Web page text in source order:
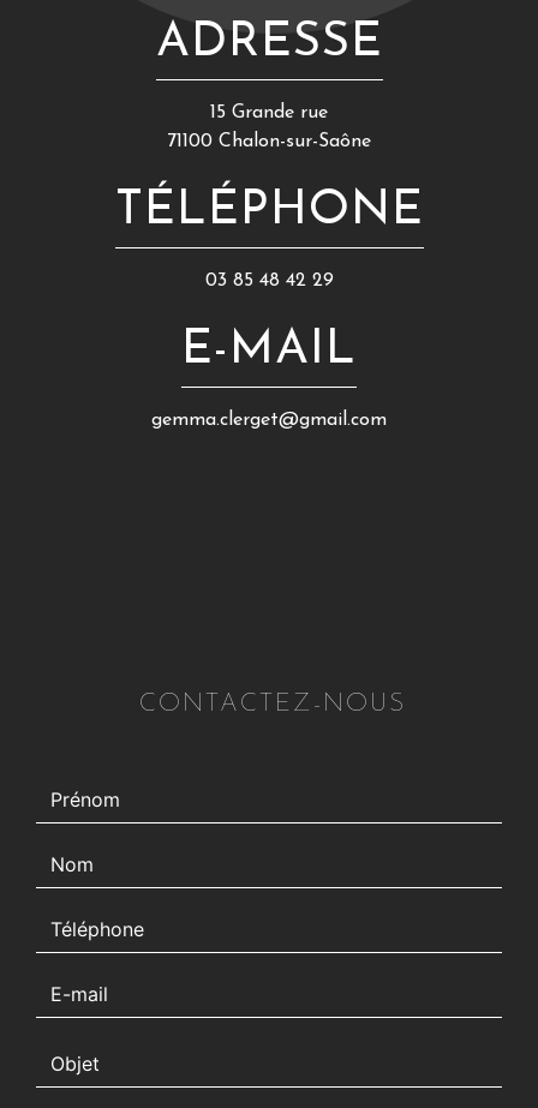
ADRESSE
15 Grande rue
71100 Chalon-sur-Saône
TÉLÉPHONE
03 85 48 42 29
E-MAIL
gemma.clerget@gmail.com
CONTACTEZ-NOUS